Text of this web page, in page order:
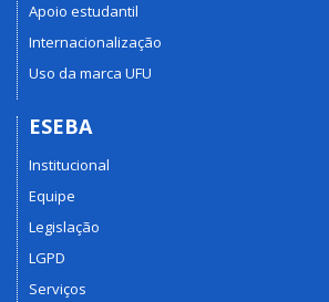
Apoio estudantil
Internacionalização
Uso da marca UFU
ESEBA
Institucional
Equipe
Legislação
LGPD
Serviços